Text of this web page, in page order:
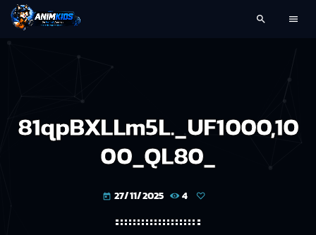
search menu
81qpBXLLm5L._UF1000,10
00_QL80_
today 27/11/2025 4